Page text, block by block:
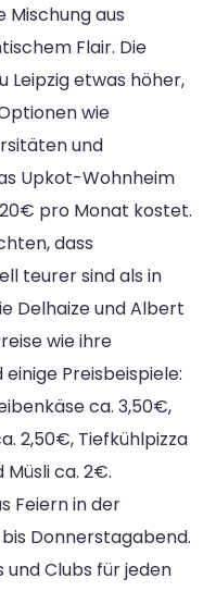
Mischung aus
Flair. Die
Leipzig etwas höher,
wie
und
Upkot-Wohnheim
pro Monat kostet.
dass
teurer sind als in
Delhaize und Albert
wie ihre
Preisbeispiele:
ca. 3,50€,
2,50€, Tiefkühlpizza
ca. 2€.
Feiern in der
Donnerstagabend.
und Clubs für jeden